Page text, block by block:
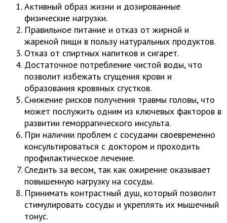
Активный образ жизни и дозированные
физические нагрузки.
Правильное питание и отказ от жирной и
жареной пищи в пользу натуральных продуктов.
Отказ от спиртных напитков и сигарет.
Достаточное потребление чистой воды, что
позволит избежать сгущения крови и
образования кровяных сгустков.
Снижение рисков получения травмы головы, что
может послужить одним из ключевых факторов в
развитии геморрагического инсульта.
При наличии проблем с сосудами своевременно
консультироваться с доктором и проходить
профилактическое лечение.
Следить за весом, так как ожирение оказывает
повышенную нагрузку на сосуды.
Принимать контрастный душ, который позволит
стимулировать сосуды и укреплять их мышечный
тонус.